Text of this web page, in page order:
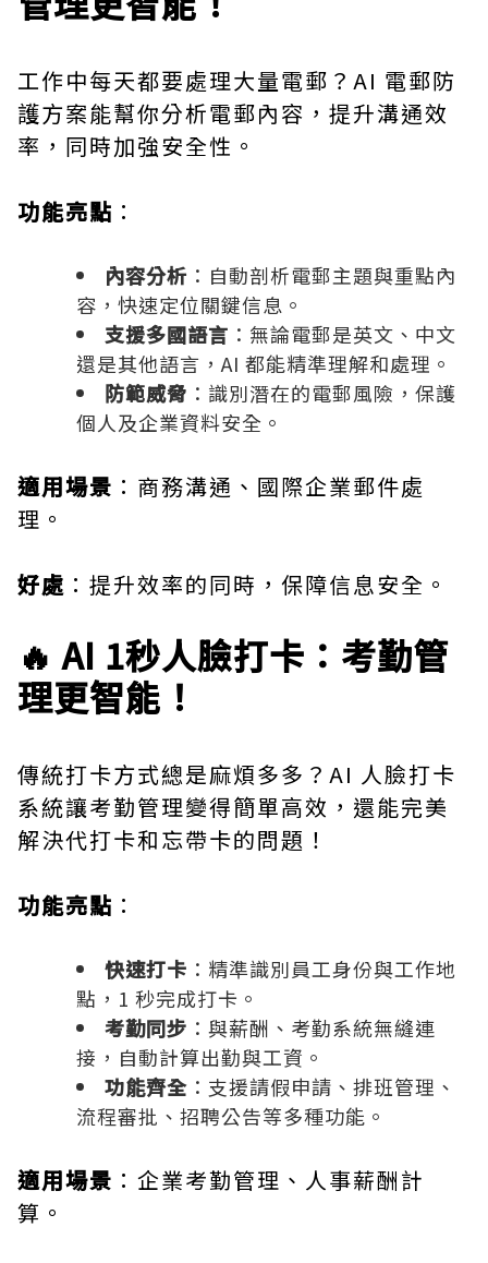
工作中每天都要處理大量電郵？AI 電郵防
護方案能幫你分析電郵內容，提升溝通效
率，同時加強安全性。
功能亮點 ：
內容分析 ：自動剖析電郵主題與重點內
容，快速定位關鍵信息。
支援多國語言 ：無論電郵是英文、中文
還是其他語言，AI 都能精準理解和處理。
防範威脅 ：識別潛在的電郵風險，保護
個人及企業資料安全。
適用場景 ：商務溝通、國際企業郵件處
理。
好處 ：提升效率的同時，保障信息安全。
🔥 AI 1秒人臉打卡：考勤管
理更智能！
傳統打卡方式總是麻煩多多？AI 人臉打卡
系統讓考勤管理變得簡單高效，還能完美
解決代打卡和忘帶卡的問題！
功能亮點 ：
快速打卡 ：精準識別員工身份與工作地
點，1 秒完成打卡。
考勤同步 ：與薪酬、考勤系統無縫連
接，自動計算出勤與工資。
功能齊全 ：支援請假申請、排班管理、
流程審批、招聘公告等多種功能。
適用場景 ：企業考勤管理、人事薪酬計
算。